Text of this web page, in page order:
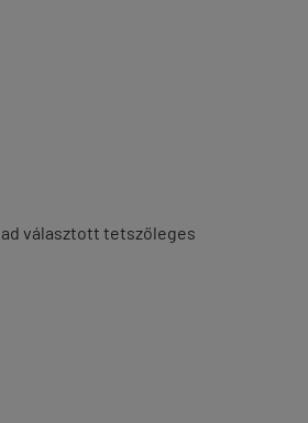
választott tetszőleges